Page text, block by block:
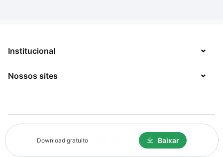
Download gratuito Baixar
Institucional
Sobre
Jobs
Política de Privacidade
Nossos sites
Minha Série